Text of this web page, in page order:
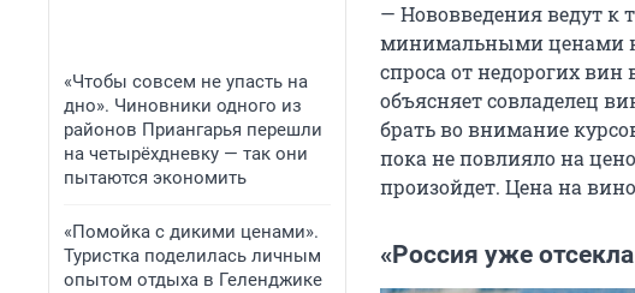
«Чтобы совсем не упасть на
дно». Чиновники одного из
районов Приангарья перешли
на четырёхдневку — так они
пытаются экономить
«Помойка с дикими ценами».
Туристка поделилась личным
опытом отдыха в Геленджике
— Нововведения ведут к
минимальными ценами
спроса от недорогих
объясняет совладелец
брать во внимание
пока не повлияло на
произойдет. Цена на
«Россия уже